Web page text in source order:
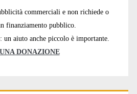
commerciali e non richiede o
finanziamento pubblico.
: un aiuto anche piccolo è importante.
DONAZIONE